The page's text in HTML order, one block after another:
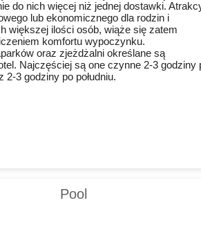
do nich więcej niż jednej dostawki.
lub ekonomicznego dla rodzin i
większej ilości osób, wiąże się zatem
komfortu wypoczynku.
oraz zjeżdżalni określane są
Najczęściej są one czynne 2-3 godziny
3 godziny po południu.
Pool